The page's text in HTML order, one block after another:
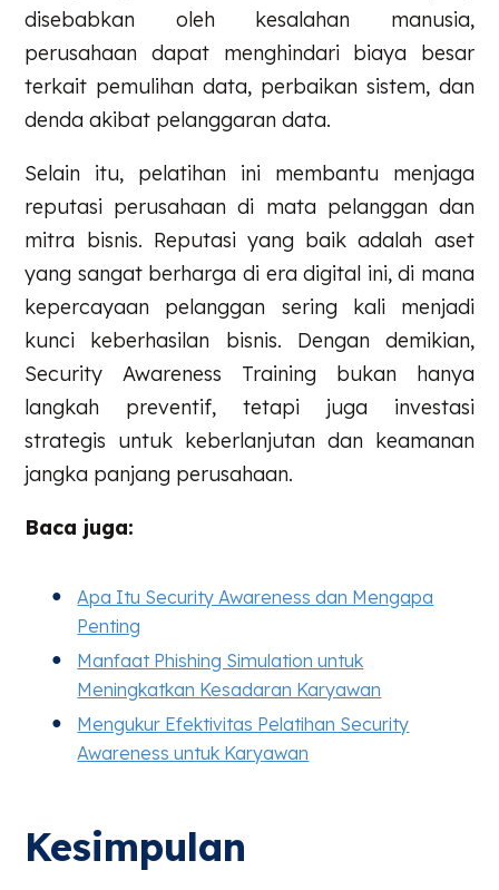
disebabkan oleh kesalahan manusia,
perusahaan dapat menghindari biaya besar
terkait pemulihan data, perbaikan sistem, dan
denda akibat pelanggaran data.
Selain itu, pelatihan ini membantu menjaga
reputasi perusahaan di mata pelanggan dan
mitra bisnis. Reputasi yang baik adalah aset
yang sangat berharga di era digital ini, di mana
kepercayaan pelanggan sering kali menjadi
kunci keberhasilan bisnis. Dengan demikian,
Security Awareness Training bukan hanya
langkah preventif, tetapi juga investasi
strategis untuk keberlanjutan dan keamanan
jangka panjang perusahaan.
Baca juga:
Apa Itu Security Awareness dan Mengapa
Penting
Manfaat Phishing Simulation untuk
Meningkatkan Kesadaran Karyawan
Mengukur Efektivitas Pelatihan Security
Awareness untuk Karyawan
Kesimpulan